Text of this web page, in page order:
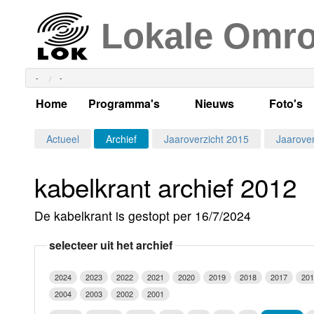
Lokale
- -
Home Programma's
Alle dagen
Per dag
Maandag
Luister LOK Live
Nieuws
Actueel Lokaal
Kabelkrant
Foto's
Actueel Archief Jaaroverzicht 2015
kabelkrant archief 2012
De kabelkrant is gestopt per 16/7/2024
selecteer uit het archief
2024 2023 2022 2021 2020 2019 2018 2017
2004
2003 2002
2001